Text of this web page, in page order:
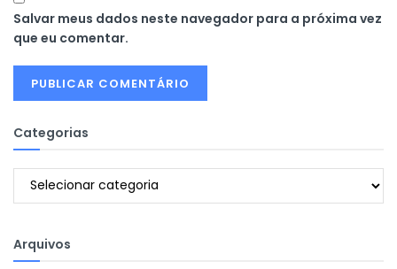
Salvar meus dados neste navegador para a próxima vez
que eu comentar.
Categorias
Categorias
Arquivos